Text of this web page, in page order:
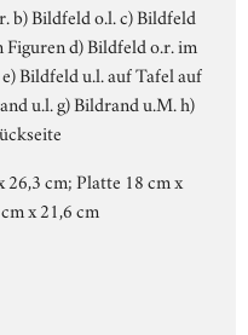
b) Bildfeld o.l. c) Bildfeld
Figuren d) Bildfeld o.r. im
Bildfeld u.l. auf Tafel auf
u.l. g) Bildrand u.M. h)
26,3 cm; Platte 18 cm x
x 21,6 cm